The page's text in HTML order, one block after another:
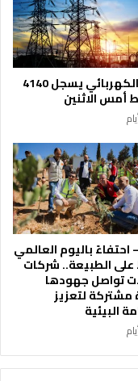
الحمل الكهربائي يسجل 4140
أمس الاثنين
احتفاءً باليوم العالمي
على الطبيعة.. شركات
تواصل جهودها
مشتركة لتعزيز
البيئية